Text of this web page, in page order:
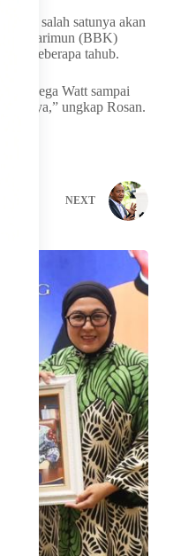
salah satunya akan
dan Karimun (BBK)
beberapa tahub.
600 Mega Watt sampai
ya,” ungkap Rosan.
NEXT